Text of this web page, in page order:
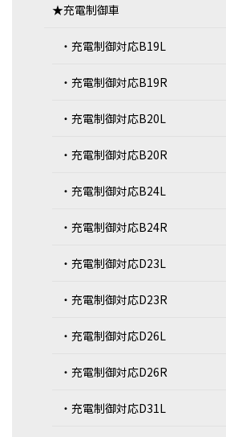
★充電制御車
・充電制御対応B19L
・充電制御対応B19R
・充電制御対応B20L
・充電制御対応B20R
・充電制御対応B24L
・充電制御対応B24R
・充電制御対応D23L
・充電制御対応D23R
・充電制御対応D26L
・充電制御対応D26R
・充電制御対応D31L